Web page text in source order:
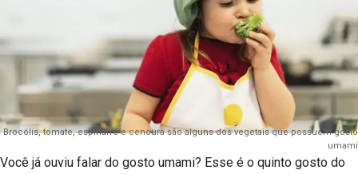
Brocólis, tomate, espinafre e cenoura são alguns dos vegetais que possuem gosto
umami
Você já ouviu falar do gosto umami? Esse é o quinto gosto do